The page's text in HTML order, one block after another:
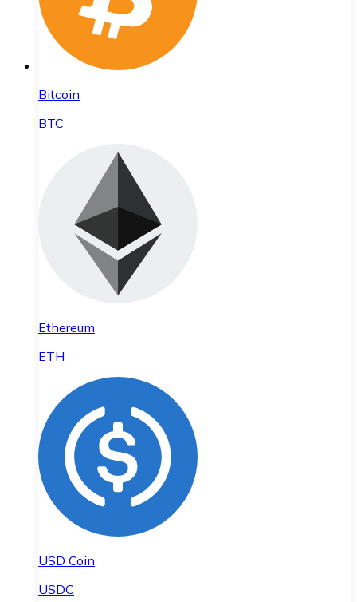
Bitcoin
BTC
Ethereum
ETH
USD Coin
USDC